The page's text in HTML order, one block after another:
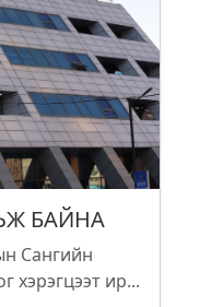
БАЙНА
Сангийн
хэрэгцээт ир...